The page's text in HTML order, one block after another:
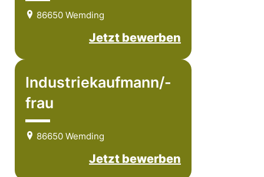
86650 Wemding
Jetzt bewerben
Industriekaufmann/-
frau
86650 Wemding
Jetzt bewerben